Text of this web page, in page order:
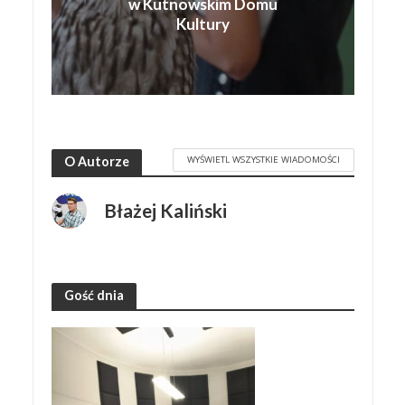
w Kutnowskim Domu
Kultury
O Autorze WYŚWIETL WSZYSTKIE WIADOMOŚCI
Błażej Kaliński
Gość dnia